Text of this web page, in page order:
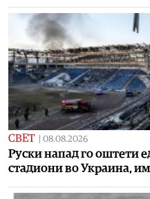
СВЕТ 08.08.2026
Руски напад го оштети
стадиони во Украина,